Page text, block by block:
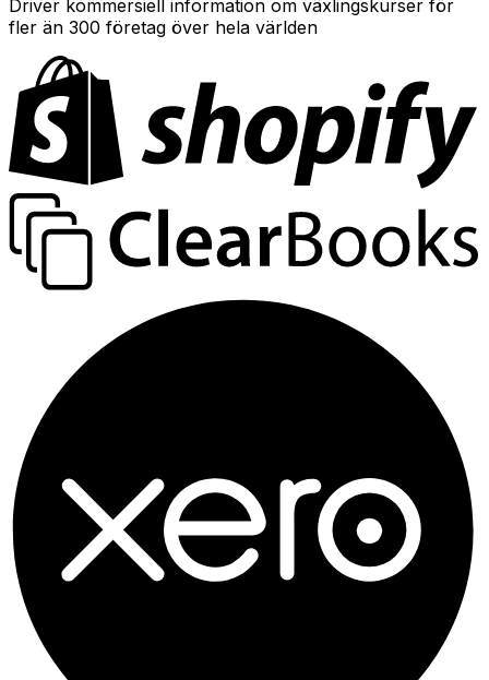
Driver kommersiell information om växlingskurser för
fler än 300 företag över hela världen